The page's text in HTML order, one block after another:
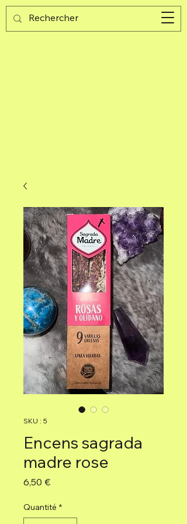
Guijad
SKU : 5
Encens sagrada
madre rose
6,50 €Prix
Quantité *